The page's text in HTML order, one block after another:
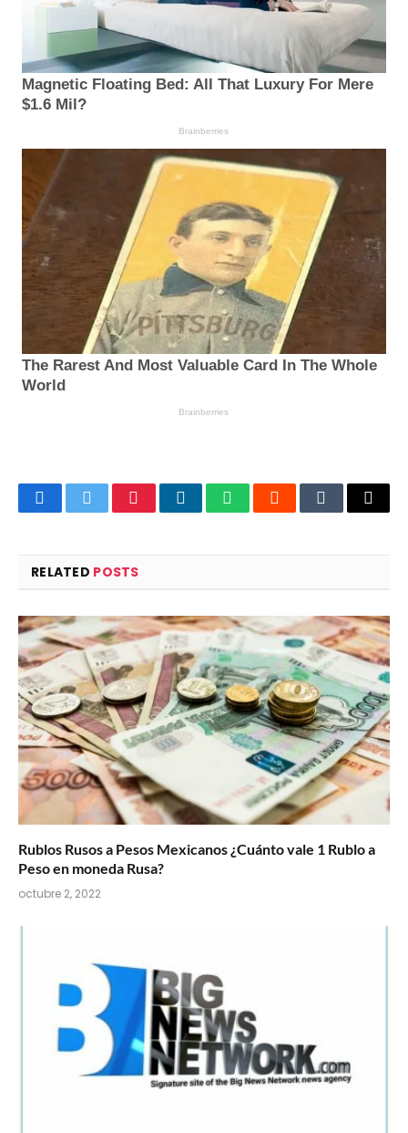
FacebookTwitterPinterestLinkedInWhatsAppRedditTumblrEmail
RELATED POSTS
Rublos Rusos a Pesos Mexicanos ¿Cuánto vale 1 Rublo a
Peso en moneda Rusa?
octubre 2, 2022